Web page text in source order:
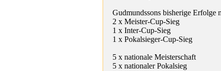
Gudmundssons bisherige Erfolge
2 x Meister-Cup-Sieg
1 x Inter-Cup-Sieg
1 x Pokalsieger-Cup-Sieg
5 x nationale Meisterschaft
5 x nationaler Pokalsieg